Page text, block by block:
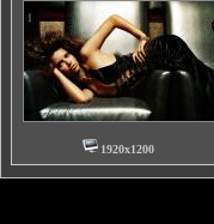
1920x1200